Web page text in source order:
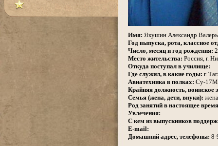
Имя: Якушин Александр
Год выпуска, рота, классное
Число, месяц и год рождения:
Место жительства: Россия, г.
Откуда поступал в училище:
Где служил, в какие годы: г.
Авиатехника в полках: Су-
Крайняя должность, воинское
Семья (жена, дети, внуки):
Род занятий в настоящее
Увлечения:
С кем из выпускников
E-mail:
Домашний адрес, телефоны: 8-